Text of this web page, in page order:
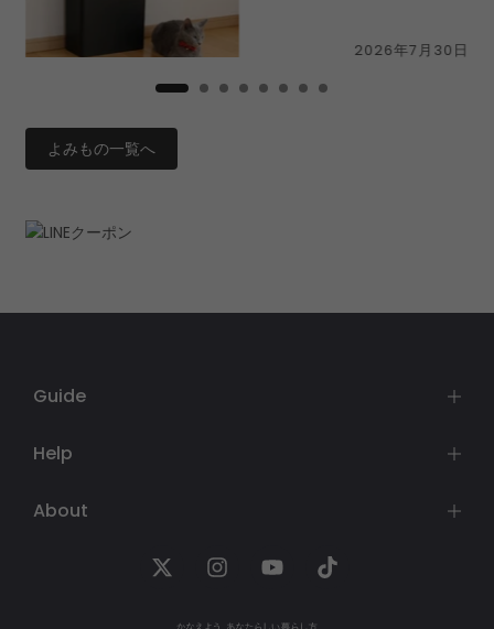
2026年7月30日
よみもの一覧へ
Guide
Help
About